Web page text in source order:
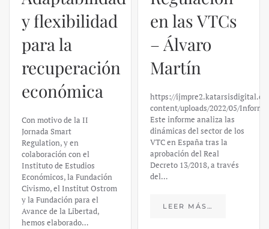
y flexibilidad
para la
recuperación
económica
Con motivo de la II
Jornada Smart
Regulation, y en
colaboración con el
Instituto de Estudios
Económicos, la Fundación
Civismo, el Institut Ostrom
y la Fundación para el
Avance de la Libertad,
hemos elaborado…
en las VTCs
– Álvaro
Martín
https://
content/uploads/2022/05/
Este informe analiza las
dinámicas del sector de los
VTC en España tras la
aprobación del Real
Decreto 13/2018, a través
del…
LEER MÁS…